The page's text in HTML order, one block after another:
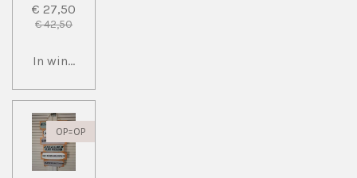
€ 27,50
€ 42,50
In winkelwagen
OP=OP